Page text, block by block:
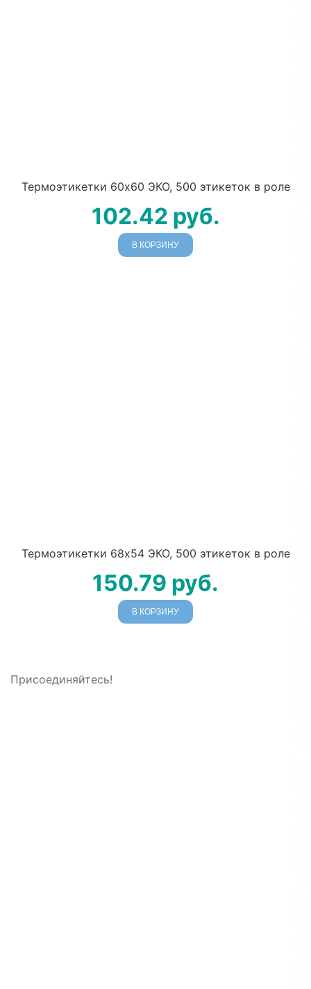
Термоэтикетки 60х60 ЭКО, 500 этикеток в роле
102.42 руб.
В КОРЗИНУ
Термоэтикетки 68х54 ЭКО, 500 этикеток в роле
150.79 руб.
В КОРЗИНУ
Присоединяйтесь!